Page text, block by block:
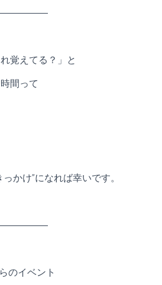
覚えてる？」と
間って
かけ”になれば幸いです。
のイベント